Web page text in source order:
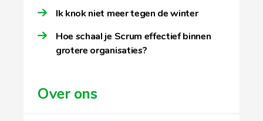
Ik knok niet meer tegen de winter
Hoe schaal je Scrum effectief binnen
grotere organisaties?
Over ons